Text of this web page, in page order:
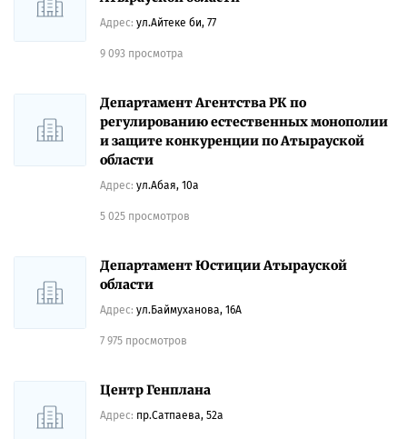
Адрес: ул.Айтеке би, 77
9 093 просмотра
Департамент Агентства РК по
регулированию естественных монополии
и защите конкуренции по Атырауской
области
Адрес: ул.Абая, 10а
5 025 просмотров
Департамент Юстиции Атырауской
области
Адрес: ул.Баймуханова, 16А
7 975 просмотров
Центр Генплана
Адрес: пр.Сатпаева, 52а